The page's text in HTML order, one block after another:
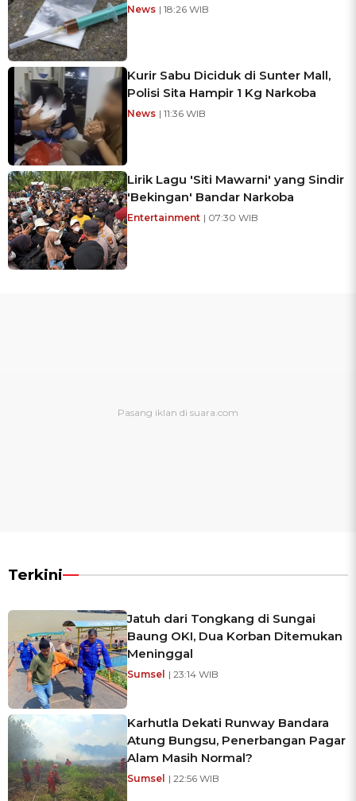
News | 18:26 WIB
Kurir Sabu Diciduk di Sunter Mall,
Polisi Sita Hampir 1 Kg Narkoba
News | 11:36 WIB
Lirik Lagu 'Siti Mawarni' yang Sindir
'Bekingan' Bandar Narkoba
Entertainment | 07:30 WIB
Terkini
Jatuh dari Tongkang di Sungai
Baung OKI, Dua Korban Ditemukan
Meninggal
Sumsel | 23:14 WIB
Karhutla Dekati Runway Bandara
Atung Bungsu, Penerbangan Pagar
Alam Masih Normal?
Sumsel | 22:56 WIB